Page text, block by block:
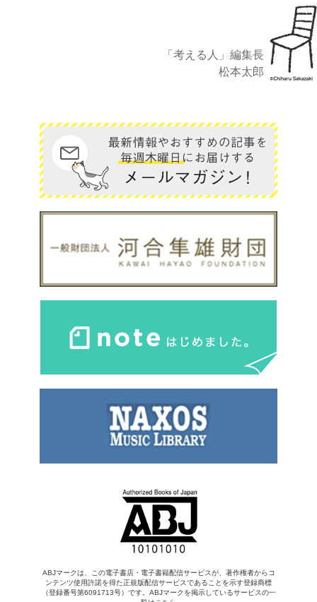
「考える人」編集長
松本太郎
ABJマークは、この電子書店・電子書籍配信サービスが、著作権者からコ
ンテンツ使用許諾を得た正規版配信サービスであることを示す登録商標
（登録番号第6091713号）です。ABJマークを掲示しているサービスの一